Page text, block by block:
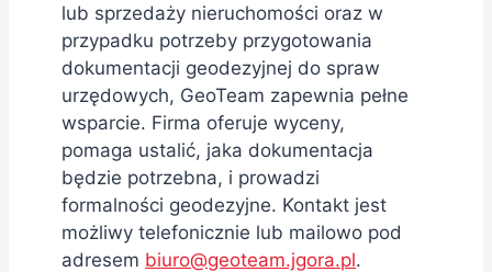
lub sprzedaży nieruchomości oraz w
przypadku potrzeby przygotowania
dokumentacji geodezyjnej do spraw
urzędowych, GeoTeam zapewnia pełne
wsparcie. Firma oferuje wyceny,
pomaga ustalić, jaka dokumentacja
będzie potrzebna, i prowadzi
formalności geodezyjne. Kontakt jest
możliwy telefonicznie lub mailowo pod
adresem biuro@geoteam.jgora.pl.